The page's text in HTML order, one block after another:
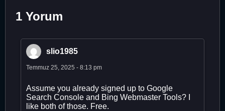
1 Yorum
slio1985
Temmuz 25, 2025 - 8:13 pm
Assume you already signed up to Google
Search Console and Bing Webmaster Tools? I
like both of those. Free.